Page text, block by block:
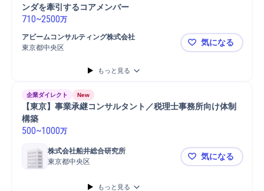
ンダを牽引するコアメンバー
710~2500万
アビームコンサルティング株式会社
東京都中央区
【アビーム
気になる
もっと見る
企業ダイレクト New
【東京】事業承継コンサルタント／税理士事務所向け体制
構築
500~1000万
株式会社船井総合研究所
東京都中央区
【東京】事
気になる
もっと見る